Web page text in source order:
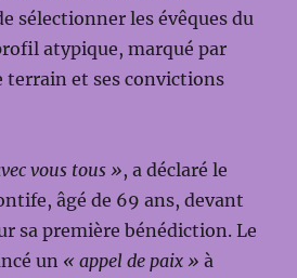
sélectionner les évêques du
atypique, marqué par
terrain et ses convictions
vous tous », a déclaré le
âgé de 69 ans, devant
sa première bénédiction. Le
un « appel de paix »à